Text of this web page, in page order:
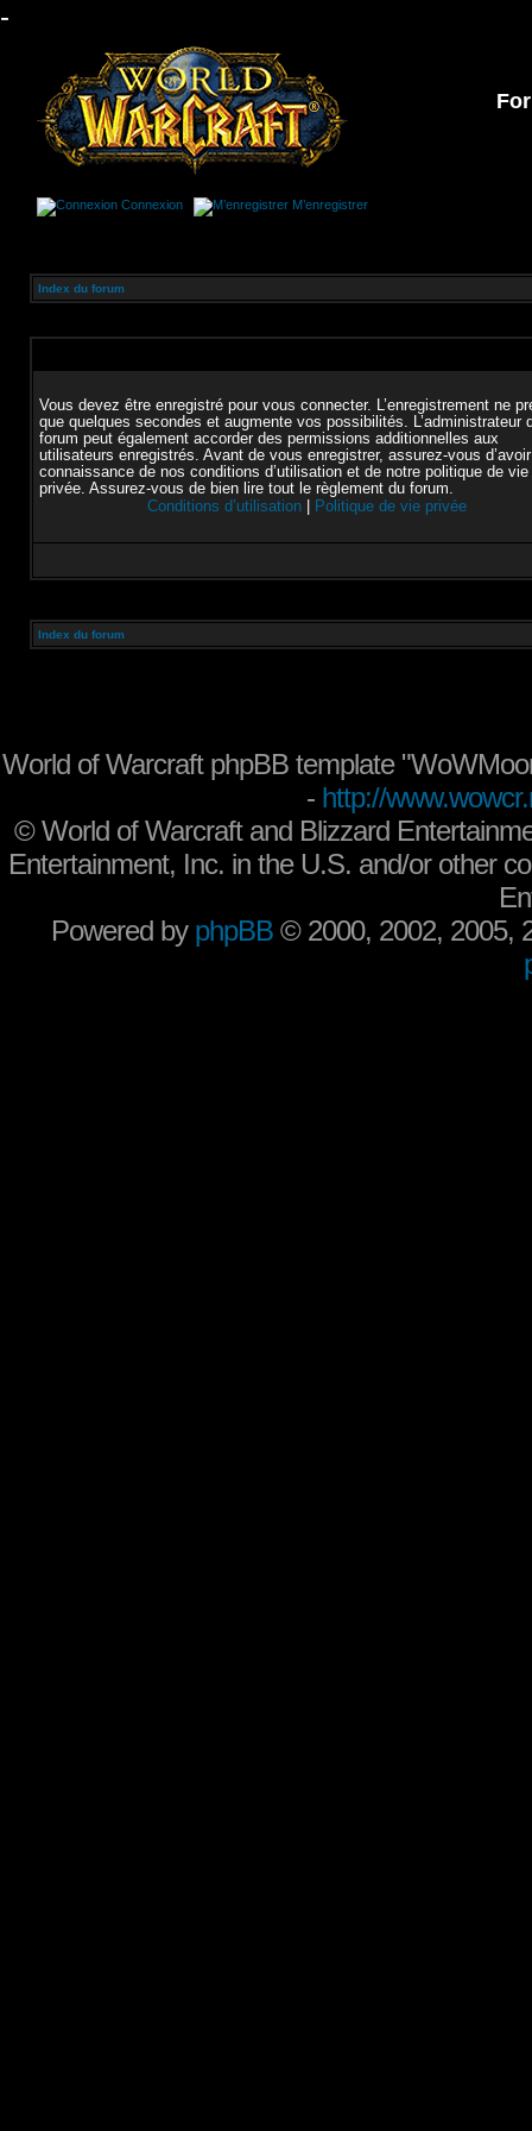
-
Connexion M’enregistrer
Index du forum
Vous devez être enregistré pour vous connecter. L’enregistrement ne
que quelques secondes et augmente vos possibilités. L’administrateur
forum peut également accorder des permissions additionnelles aux
utilisateurs enregistrés. Avant de vous enregistrer, assurez-vous
connaissance de nos conditions d’utilisation et de notre politique de vie
privée. Assurez-vous de bien lire tout le règlement du forum.
Conditions d’utilisation
Politique de vie privée
Index du forum
World of Warcraft phpBB template
- http://
©World of Warcraft and Blizzard
Entertainment, Inc. in the U.S. and/or other
Powered by phpBB © 2000, 2002, 2005,